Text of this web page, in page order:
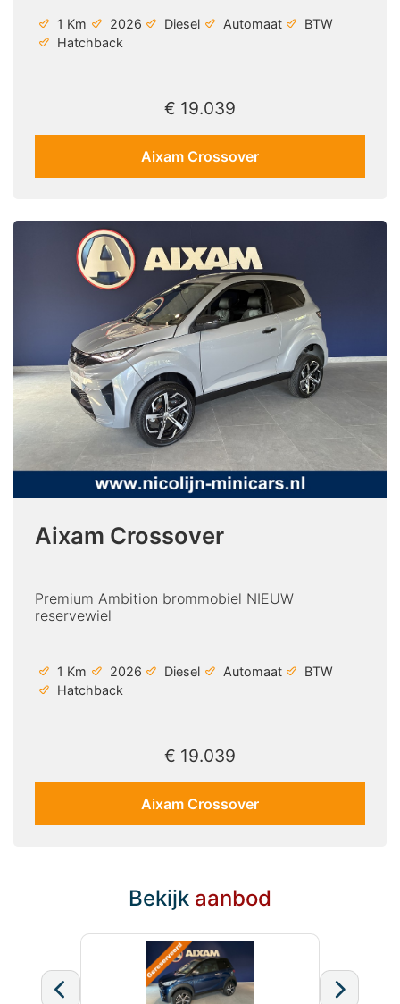
1 Km 2026 Diesel Automaat
BTW
Hatchback
€ 19.039
Aixam Crossover
Aixam Crossover
Premium Ambition brommobiel NIEUW
reservewiel
1 Km 2026 Diesel Automaat
BTW
Hatchback
€ 19.039
Aixam Crossover
Bekijk aanbod